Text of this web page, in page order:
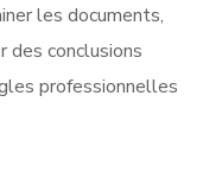
les documents,
conclusions
professionnelles